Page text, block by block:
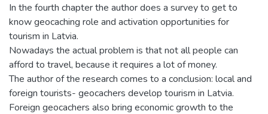
In the fourth chapter the author does a survey to get to
know geocaching role and activation opportunities for
tourism in Latvia.
Nowadays the actual problem is that not all people can
afford to travel, because it requires a lot of money.
The author of the research comes to a conclusion: local and
foreign tourists- geocachers develop tourism in Latvia.
Foreign geocachers also bring economic growth to the